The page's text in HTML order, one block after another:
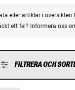
eller artiklar i översikten
ett fel? Informera oss
FILTRERA OCH